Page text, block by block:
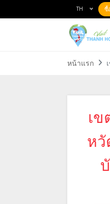
TH ซื้
หน้าแรก
เข
หวั